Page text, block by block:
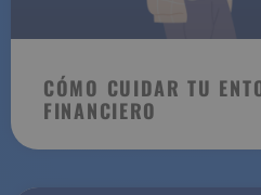
CÓMO CUIDAR TU
FINANCIERO